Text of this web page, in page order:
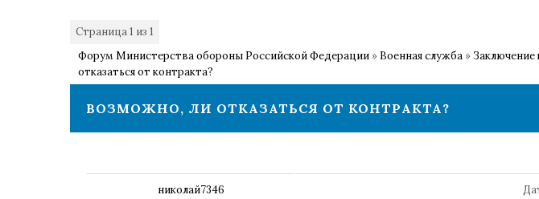
Страница1 из 1
Форум Министерства обороны Российской Федерации » Военная служба » Заключение
отказаться от контракта?
ВОЗМОЖНО, ЛИ ОТКАЗАТЬСЯ ОТ КОНТРАКТА?
николай7346